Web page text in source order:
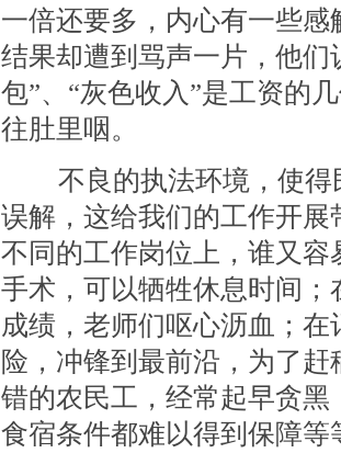
一倍还要多，内心有一些
结果却遭到骂声一片，他
包”、“灰色收入”是工资的
往肚里咽。
不良的执法环境，使得
误解，这给我们的工作开
不同的工作岗位上，谁又
手术，可以牺牲休息时间
成绩，老师们呕心沥血；
险，冲锋到最前沿，为了
错的农民工，经常起早贪
食宿条件都难以得到保障